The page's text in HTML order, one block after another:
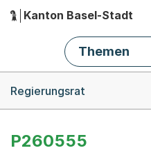
Hauptnavigation
Kanton Basel-Stadt
Themen
Regierungsrat
P260555